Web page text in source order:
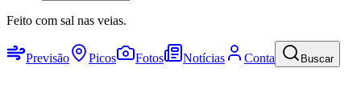
Feito com sal nas veias.
Previsão Picos Fotos Notícias Conta Buscar